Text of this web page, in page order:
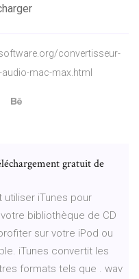
convertisseur-
mac-max.html
gratuit de
iTunes pour
bibliothèque de CD
sur votre iPod ou
iTunes convertit les
formats tels que . wav